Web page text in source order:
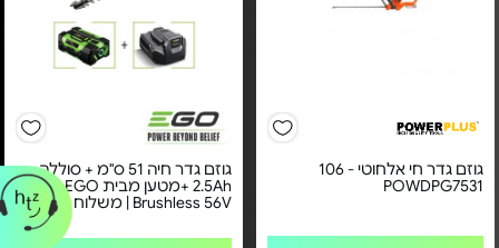
גוזם גדר חי אלחוטי - 106
POWDPG7531
גוזם גדר חיה 51 ס"מ + סוללה
2.5Ah +מטען מבית EGO - דגם
Brushless 56V | משלוח חינם